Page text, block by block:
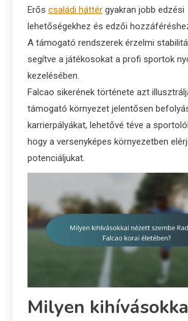
Erős családi háttér gyakran jobb edzési
lehetőségekhez és edzői
A támogató rendszerek érzelmi
segítve a játékosokat a profi sportok
kezelésében.
Falcao sikerének története azt
támogató környezet jelentősen
karrierpályákat, lehetővé téve a
hogy a versenyképes környezetben
potenciáljukat.
Milyen